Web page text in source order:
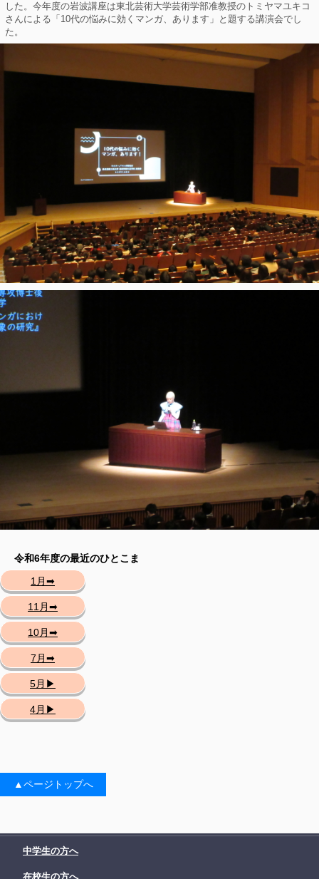
した。今年度の岩波講座は東北芸術大学芸術学部准教授のトミヤマユキコ
さんによる「10代の悩みに効くマンガ、あります」と題する講演会でし
た。
令和6年度の最近のひとこま
1月➡
11月➡
10月➡
7月➡
5月▶
4月▶
▲ページトップへ
中学生の方へ
在校生の方へ